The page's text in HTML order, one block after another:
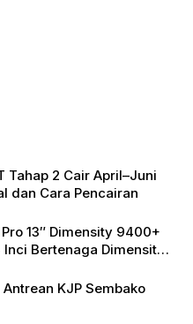
Tahap 2 Cair April–Juni
dan Cara Pencairan
13″ Dimensity 9400+
Inci Bertenaga Dimensity
KJP Sembako